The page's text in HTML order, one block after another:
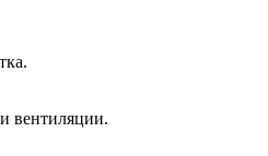
вентиляции.